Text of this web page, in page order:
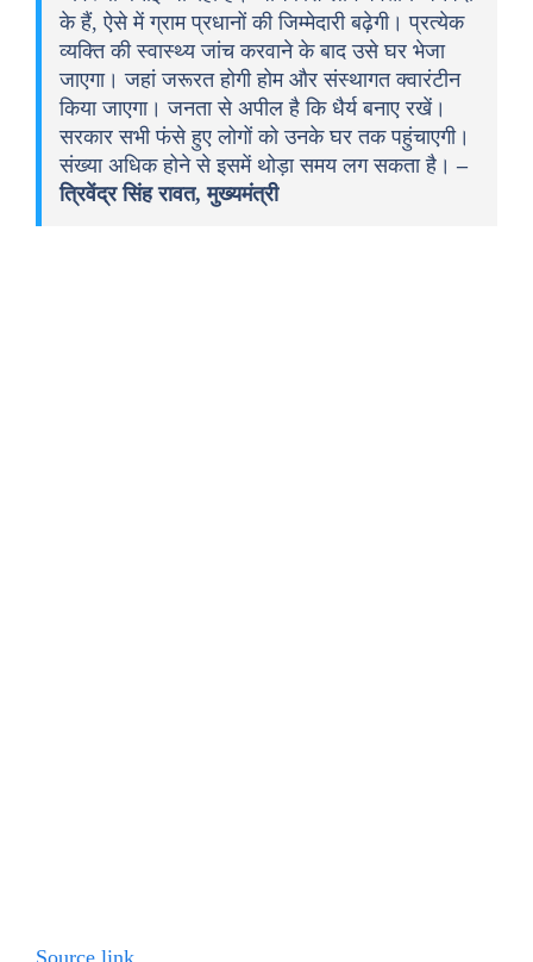
के हैं, ऐसे में ग्राम प्रधानों की जिम्मेदारी बढ़ेगी। प्रत्येक
व्यक्ति की स्वास्थ्य जांच करवाने के बाद उसे घर भेजा
जाएगा। जहां जरूरत होगी होम और संस्थागत क्वारंटीन
किया जाएगा। जनता से अपील है कि धैर्य बनाए रखें।
सरकार सभी फंसे हुए लोगों को उनके घर तक पहुंचाएगी।
संख्या अधिक होने से इसमें थोड़ा समय लग सकता है।–
त्रिवेंद्र सिंह रावत, मुख्यमंत्री